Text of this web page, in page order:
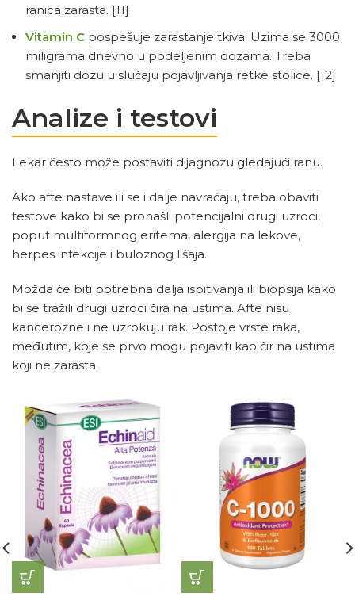
ranica zarasta. [11]
Vitamin C pospešuje zarastanje tkiva. Uzima se 3000
miligrama dnevno u podeljenim dozama. Treba
smanjiti dozu u slučaju pojavljivanja retke stolice. [12]
Analize i testovi
Lekar često može postaviti dijagnozu gledajući ranu.
Ako afte nastave ili se i dalje navraćaju, treba obaviti
testove kako bi se pronašli potencijalni drugi uzroci,
poput multiformnog eritema, alergija na lekove,
herpes infekcije i buloznog lišaja.
Možda će biti potrebna dalja ispitivanja ili biopsija kako
bi se tražili drugi uzroci čira na ustima. Afte nisu
kancerozne i ne uzrokuju rak. Postoje vrste raka,
međutim, koje se prvo mogu pojaviti kao čir na ustima
koji ne zarasta.